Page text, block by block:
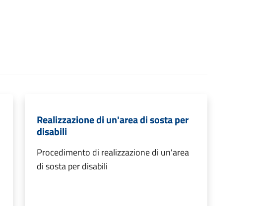
Realizzazione di un'area di sosta per
disabili
Procedimento di realizzazione di un'area
di sosta per disabili